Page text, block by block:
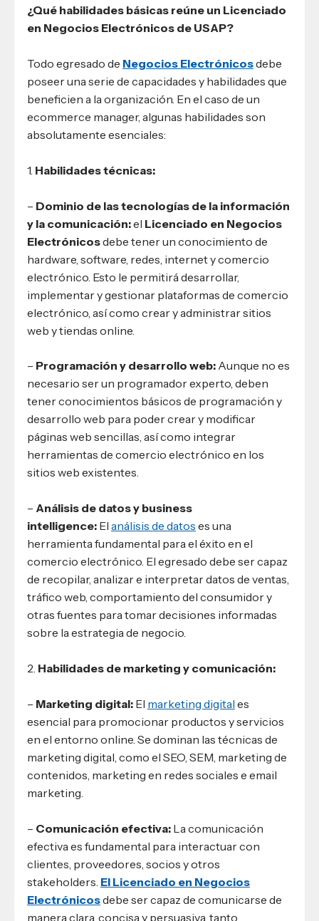
¿Qué habilidades básicas reúne un Licenciado
en Negocios Electrónicos de USAP?
Todo egresado de Negocios Electrónicosdebe
poseer una serie de capacidades y habilidades que
beneficien a la organización. En el caso de un
ecommerce manager, algunas habilidades son
absolutamente esenciales:
1. Habilidades técnicas:
– Dominio de las tecnologías de la información
y la comunicación:el Licenciado en Negocios
Electrónicosdebe tener un conocimiento de
hardware, software, redes, internet y comercio
electrónico. Esto le permitirá desarrollar,
implementar y gestionar plataformas de comercio
electrónico, así como crear y administrar sitios
web y tiendas online.
– Programación y desarrollo web: Aunque no es
necesario ser un programador experto, deben
tener conocimientos básicos de programación y
desarrollo web para poder crear y modificar
páginas web sencillas, así como integrar
herramientas de comercio electrónico en los
sitios web existentes.
– Análisis de datos y business
intelligence: El análisis de datos es una
herramienta fundamental para el éxito en el
comercio electrónico. El egresado debe ser capaz
de recopilar, analizar e interpretar datos de ventas,
tráfico web, comportamiento del consumidor y
otras fuentes para tomar decisiones informadas
sobre la estrategia de negocio.
2. Habilidades de marketing y comunicación:
– Marketing digital: El marketing digital es
esencial para promocionar productos y servicios
en el entorno online. Se dominan las técnicas de
marketing digital, como el SEO, SEM, marketing de
contenidos, marketing en redes sociales e email
marketing.
– Comunicación efectiva: La comunicación
efectiva es fundamental para interactuar con
clientes, proveedores, socios y otros
stakeholders. El Licenciado en Negocios
Electrónicosdebe ser capaz de comunicarse de
manera clara, concisa y persuasiva, tanto